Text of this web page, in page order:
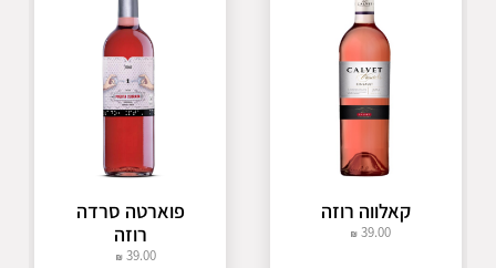
קאלווה רוזה
39.00
פוארטה סרדה
רוזה
39.00